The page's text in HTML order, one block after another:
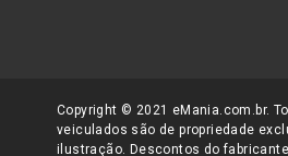
No eMania –Foto e Vídeovocê
Copyright © 2021 eMania.com.br.
veiculados são de propriedade
ilustração. Descontos do